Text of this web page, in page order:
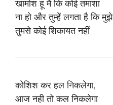
खामोश हूं मैं कि कोई तमाशा
ना हो और तुम्हें लगता है कि मुझे
तुमसे कोई शिकायत नहीं
कोशिश कर हल निकलेगा,
आज नही तो कल निकलेगा